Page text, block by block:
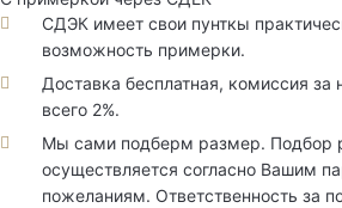
СДЭК имеет свои пунткы
возможность примерки.
Доставка бесплатная, комиссия
всего 2%.
Мы сами подберм размер. Подбор
осуществляется согласно Вашим
пожеланиям. Ответственность за